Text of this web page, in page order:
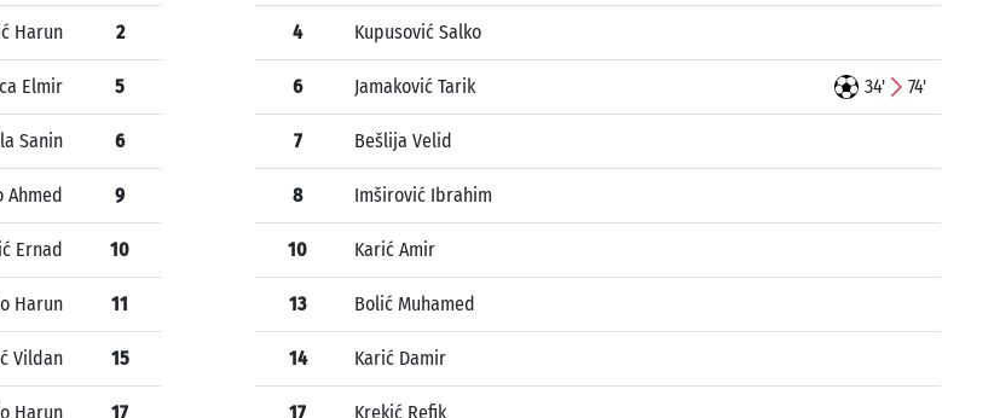
Harun 2
Elmir 5
Sanin 6
Ahmed 9
Ernad 10
Harun 11
Vildan 15
Harun 17
4 Kupusović Salko
6 Jamaković Tarik 34' 74'
7 Bešlija Velid
8 Imširović Ibrahim
10 Karić Amir
13 Bolić Muhamed
14 Karić Damir
17 Krekić Refik